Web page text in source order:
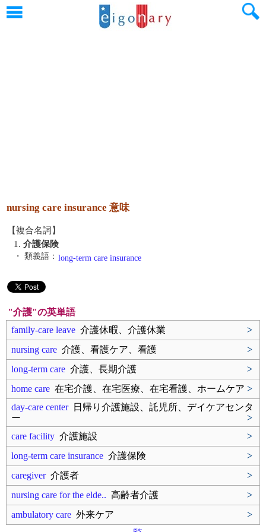
nursing care insurance 意味
【複合名詞】
1. 介護保険
・ 類義語： long-term care insurance
"介護"の英単語
family-care leave 介護休暇、介護休業
>
nursing care 介護、看護ケア、看護
>
long-term care 介護、長期介護
>
home care 在宅介護、在宅医療、在宅看護、ホームケア >
day-care center日帰り介護施設、託児所、デイケアセンタ
ー
>
care facility 介護施設
>
long-term care insurance 介護保険
>
caregiver介護者
>
nursing care for the elde.. 高齢者介護
>
ambulatory care 外来ケア
>